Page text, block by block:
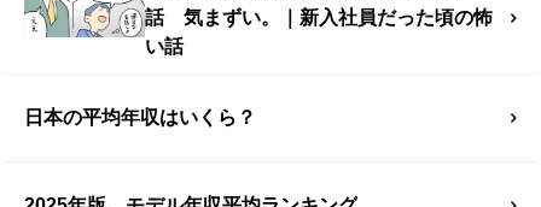
話 気まずい。｜新入社員だった頃の怖
い話
日本の平均年収はいくら？